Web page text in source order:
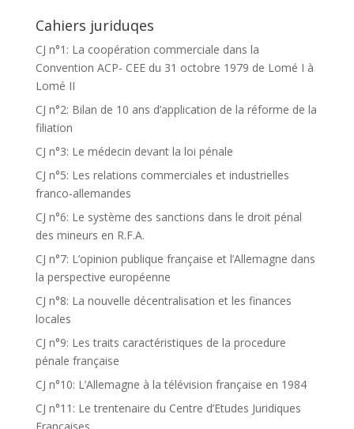
Cahiers juriduqes
CJ n°1: La coopération commerciale dans la
Convention ACP- CEE du 31 octobre 1979 de Lomé I à
Lomé II
CJ n°2: Bilan de 10 ans d’application de la réforme de la
filiation
CJ n°3: Le médecin devant la loi pénale
CJ n°5: Les relations commerciales et industrielles
franco-allemandes
CJ n°6: Le système des sanctions dans le droit pénal
des mineurs en R.F.A.
CJ n°7: L’opinion publique française et l’Allemagne dans
la perspective européenne
CJ n°8: La nouvelle décentralisation et les finances
locales
CJ n°9: Les traits caractéristiques de la procedure
pénale française
CJ n°10: L’Allemagne à la télévision française en 1984
CJ n°11: Le trentenaire du Centre d’Etudes Juridiques